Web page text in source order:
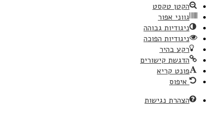
הקטן טקסט
גווני אפור
ניגודיות גבוהה
ניגודיות הפוכה
רקע בהיר
הדגשת קישורים
פונט קריא
איפוס
הצהרת נגישות